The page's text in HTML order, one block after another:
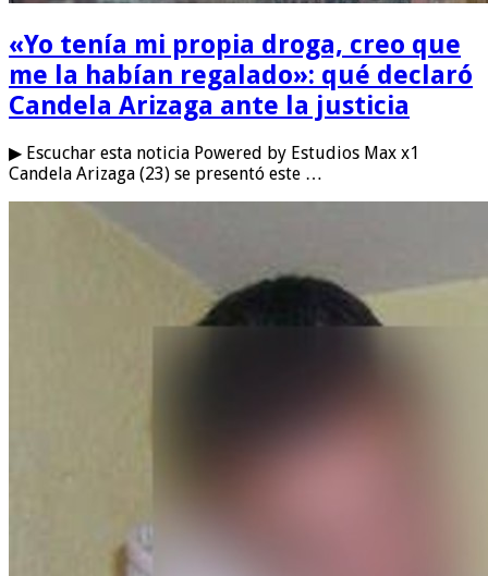
«Yo tenía mi propia droga, creo que
me la habían regalado»: qué declaró
Candela Arizaga ante la justicia
▶ Escuchar esta noticia Powered by Estudios Max x1
Candela Arizaga (23) se presentó este …